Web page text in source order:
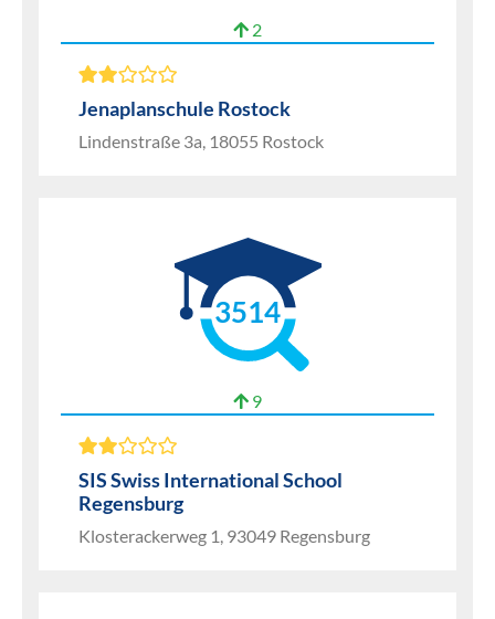
2
Jenaplanschule Rostock
Lindenstraße 3a, 18055 Rostock
3514
9
SIS Swiss International School
Regensburg
Klosterackerweg 1, 93049 Regensburg